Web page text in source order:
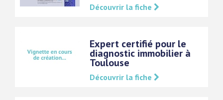
Découvrir la fiche
Expert certifié pour le
diagnostic immobilier à
Toulouse
Découvrir la fiche